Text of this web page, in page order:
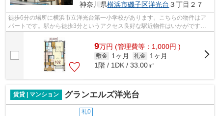
神奈川県横浜市磯子区洋光台 ３丁目２７
徒歩6分の場所に横浜市立洋光台第一小学校があります。こちらの物件はア
パートです。駅から徒歩3分というアクセス良好な駅近物件はいかがです
9万円 (管理費等：1,000円 )
敷金 1ヶ月 礼金
1ヶ月
1階 / 1DK / 33.00㎡
賃貸 | マンション グランエルズ洋光台
礼0